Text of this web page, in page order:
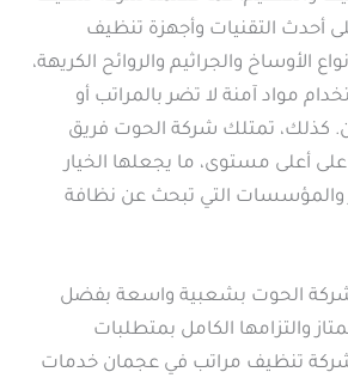
أحدث التقنيات وأجهزة تنظيف
الأوساخ والجراثيم والروائح الكريهة،
مواد آمنة لا تضر بالمراتب أو
كذلك، تمتلك شركة الحوت فريق
أعلى مستوى، ما يجعلها الخيار
والمؤسسات التي تبحث عن نظافة
الحوت بشعبية واسعة بفضل
والتزامها الكامل بمتطلبات
شركة تنظيف مراتب في عجمان خدمات